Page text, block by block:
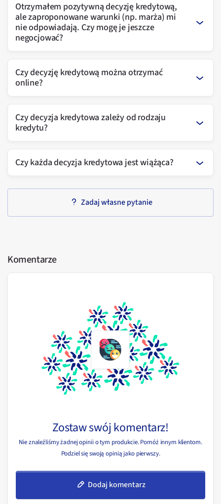
Otrzymałem pozytywną decyzję kredytową,
ale zaproponowane warunki (np. marża) mi
nie odpowiadają. Czy mogę je jeszcze
negocjować?
Czy decyzję kredytową można otrzymać
online?
Czy decyzja kredytowa zależy od rodzaju
kredytu?
Czy każda decyzja kredytowa jest wiążąca?
Zadaj własne pytanie
Komentarze
Zostaw swój komentarz!
Nie znaleźliśmy żadnej opinii o tym produkcie. Pomóż innym klientom.
Podziel się swoją opinią jako pierwszy.
Dodaj komentarz